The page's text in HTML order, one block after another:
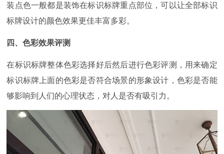
装点色一般都是装饰在标识标牌重点部位，可以让全部标识
标牌设计的颜色效果更佳丰富多彩。
四、色彩效果评测
在标识标牌整体色彩选择好后然后进行色彩评测，用来确定
标识标牌上面的色彩是否符合场景的形象设计，色彩是否能
够影响到人们的心理状态，对人是否有吸引力。